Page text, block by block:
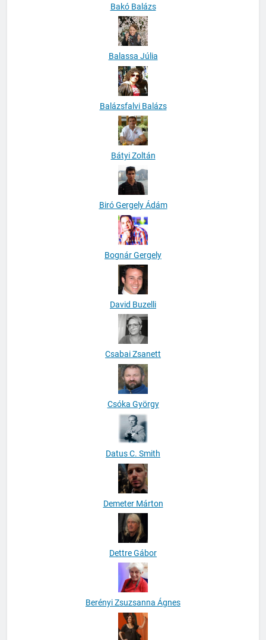
Bakó Balázs
Balassa Júlia
Balázsfalvi Balázs
Bátyi Zoltán
Biró Gergely Ádám
Bognár Gergely
David Buzelli
Csabai Zsanett
Csóka György
Datus C. Smith
Demeter Márton
Dettre Gábor
Berényi Zsuzsanna Ágnes